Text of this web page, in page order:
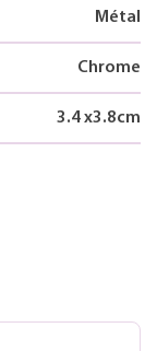
Métal
Chrome
3.4x3.8cm